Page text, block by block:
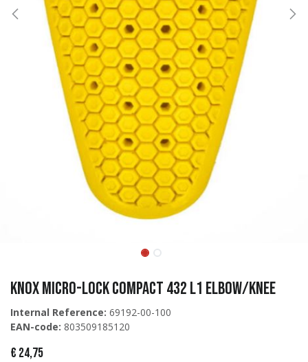
KNOX Micro-lock Compact 432 L1 Elbow/Knee
Internal Reference: 69192-00-100
EAN-code: 803509185120
€ 24,75